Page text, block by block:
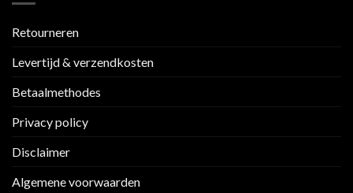
Retourneren
Levertijd & verzendkosten
Betaalmethodes
Privacy policy
Disclaimer
Algemene voorwaarden